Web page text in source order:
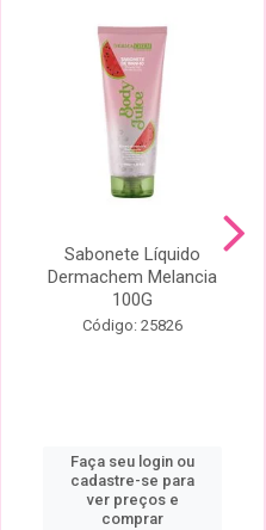
Sabonete Líquido
Dermachem Melancia
100G
Código: 25826
Faça seu login ou
cadastre-se para
ver preços e
comprar